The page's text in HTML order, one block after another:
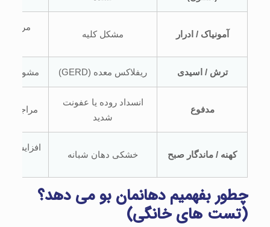
آمونیاک / ادرار مشکل کلیه
ترش / اسیدی ریفلاکس معده (GERD) مشورت
مدفوع
انسداد روده یا عفونت
شدید
مراجعه
کهنه / ماندگار صبح خشکی دهان شبانه
افزایش
چطور بفهمیم دهانمان بو می دهد؟
(تست های خانگی)